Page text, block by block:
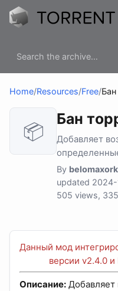
Home/Resources/Free/
📦
Бан
Добавляет
By
updated
505 views,
Данный мод
версии v2.4.0
Описание: Добавляет